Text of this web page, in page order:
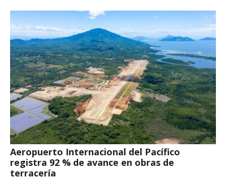
Aeropuerto Internacional del Pacífico
registra 92 % de avance en obras de
terracería